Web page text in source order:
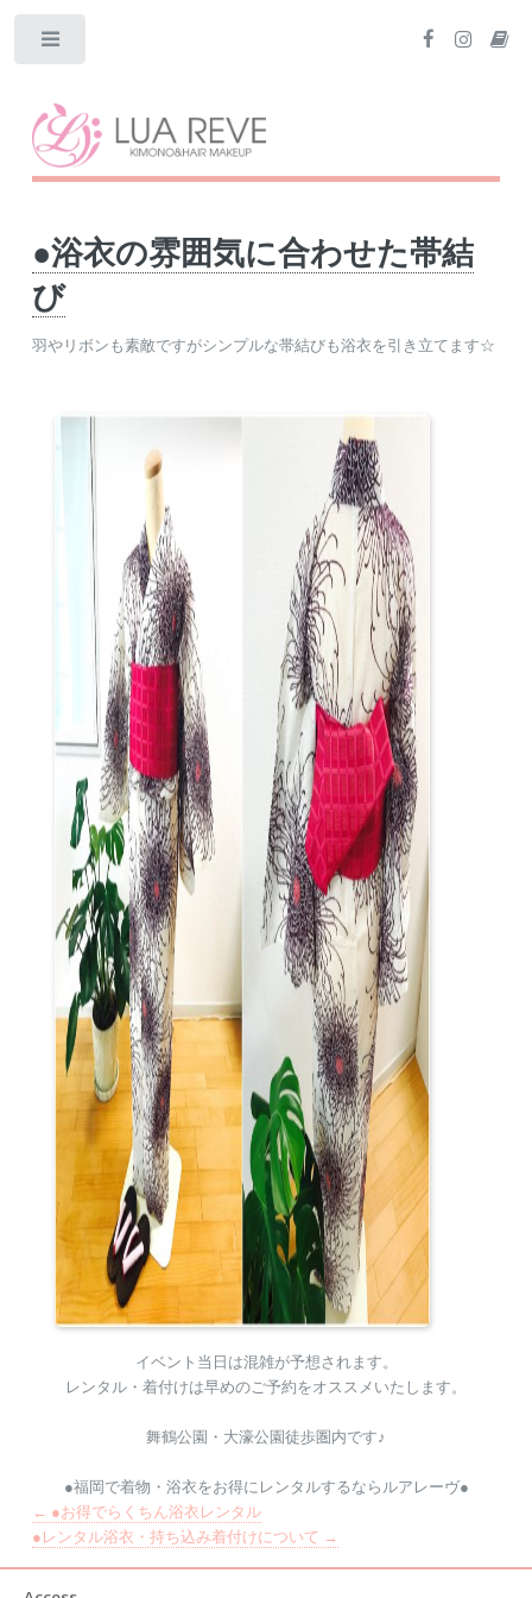
●浴衣の雰囲気に合わせた帯結
び
羽やリボンも素敵ですがシンプルな帯結びも浴衣を引き立てます☆
イベント当日は混雑が予想されます。
レンタル・着付けは早めのご予約をオススメいたします。
舞鶴公園・大濠公園徒歩圏内です♪
●福岡で着物・浴衣をお得にレンタルするならルアレーヴ●
← ●お得でらくちん浴衣レンタル
●レンタル浴衣・持ち込み着付けについて →